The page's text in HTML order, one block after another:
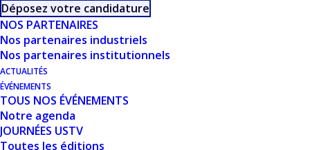
Déposez votre candidature
NOS PARTENAIRES
Nos partenaires industriels
Nos partenaires institutionnels
ACTUALITÉS
ÉVÉNEMENTS
TOUS NOS ÉVÉNEMENTS
Notre agenda
JOURNÉES USTV
Toutes les éditions
RÉSUMÉ
Les produits pour l’art de la table doivent
respecter un cahier des charges strict notamment
en termes de contact alimentaire.
Pour anticiper des changements règlementaires